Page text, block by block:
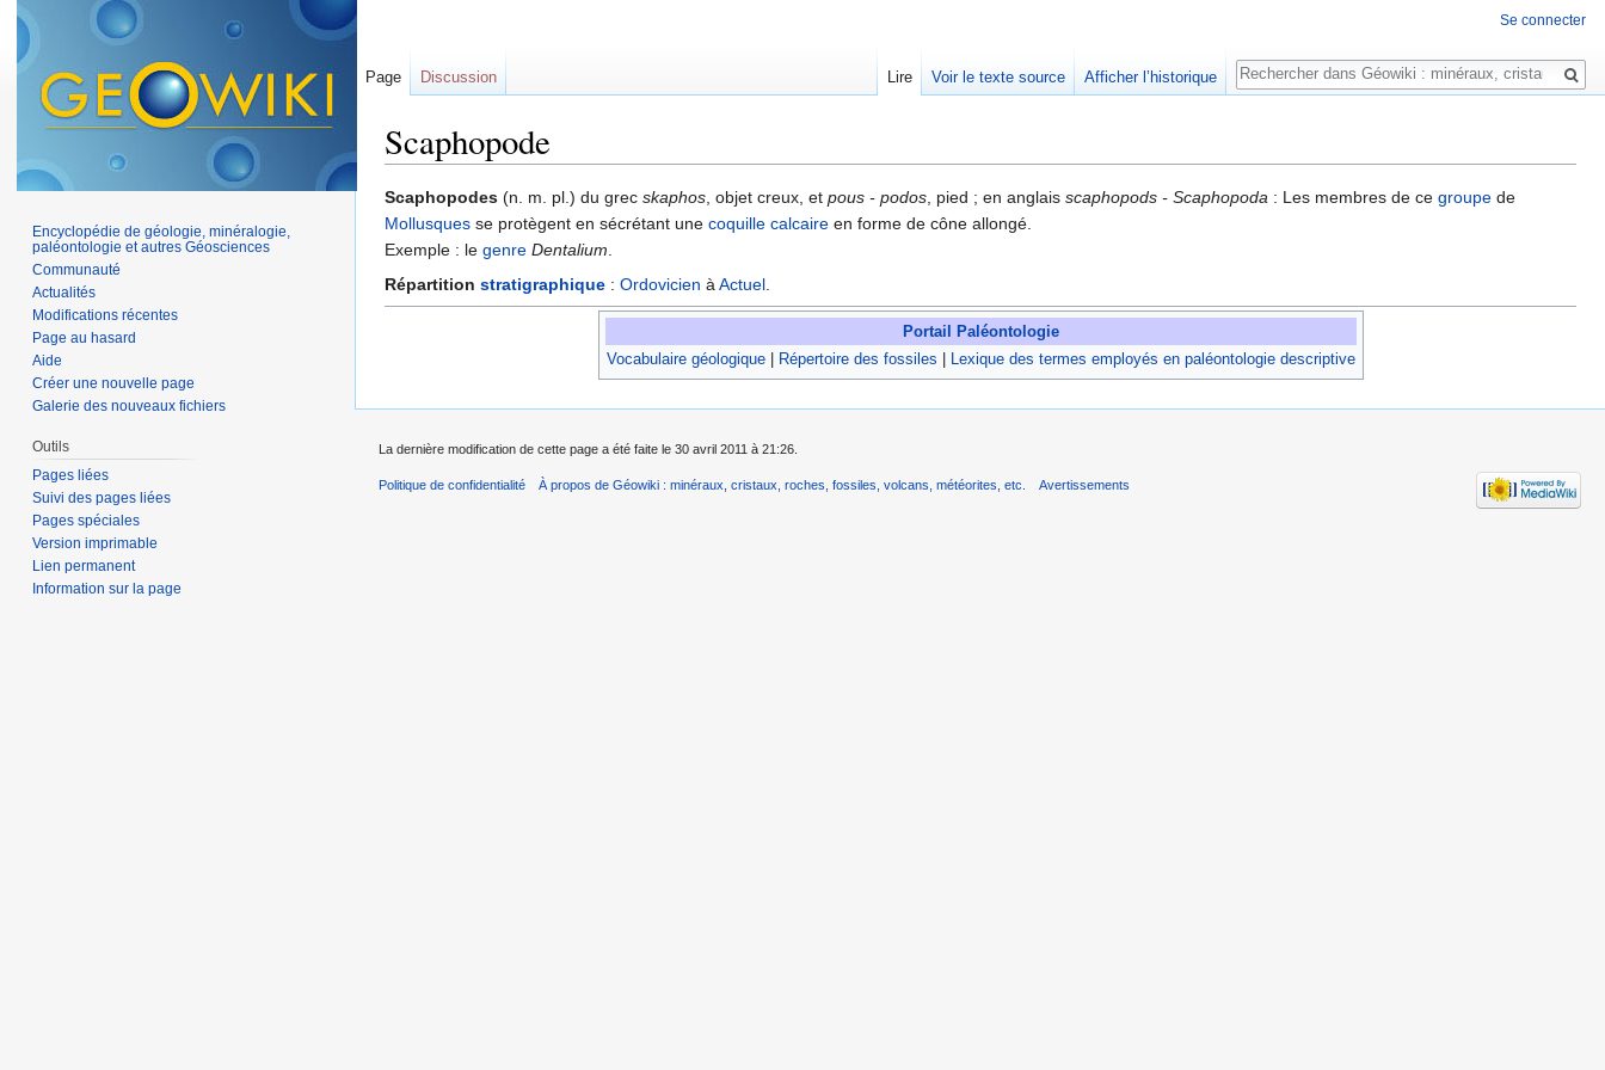
Scaphopode
Scaphopodes (n. m. pl.) du grec skaphos, objet creux, et pous - podos, pied ; en anglais scaphopods - Scaphopoda : Les membres de ce groupe de
Mollusques se protègent en sécrétant une coquille calcaire en forme de cône allongé.
Exemple : le genre Dentalium.
Répartition stratigraphique : Ordovicien àActuel.
Portail Paléontologie
Vocabulaire géologique| Répertoire des fossiles Lexique des termes employés en paléontologie descriptive
Se connecter
Page Discussion Lire Voir le texte source Afficher l’historique
Rechercher
Encyclopédie de géologie, minéralogie,
paléontologie et autres Géosciences
Communauté
Actualités
Modifications récentes
Page au hasard
Aide
Créer une nouvelle page
Galerie des nouveaux fichiers
Outils
Pages liées
Suivi des pages liées
Pages spéciales
Version imprimable
Lien permanent
Information sur la page
La dernière modification de cette page a été faite le 30 avril 2011 à 21:26.
Politique de confidentialité À propos de Géowiki : minéraux, cristaux, roches, fossiles, volcans, météorites, etc. Avertissements